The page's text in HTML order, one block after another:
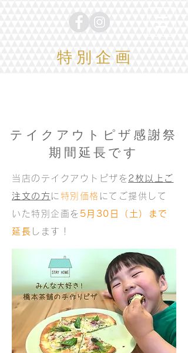
特 別 企 画
テイクアウトピザ感謝祭
期間延長です
当店のテイクアウトピザを 2枚以上ご
注文の方に 特別価格 にてご提供して
いた特別企画を​ 5月30日（土）まで
延長 します！